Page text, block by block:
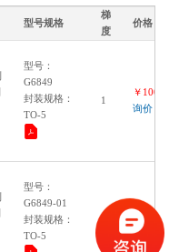
型号规格
梯
度
价格
型号：
G6849
封装规格：
TO-5
1
￥
询价
型号：
G6849-01
封装规格：
TO-5
￥
询价